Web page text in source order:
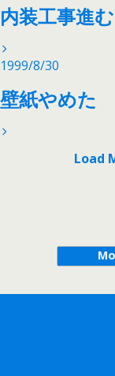
内装工事進む
1999/8/30
壁紙やめた
Load